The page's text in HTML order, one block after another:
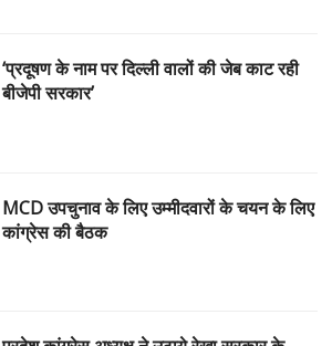
‘प्रदूषण के नाम पर दिल्ली वालों की जेब काट रही
बीजेपी सरकार’
MCD उपचुनाव के लिए उम्मीदवारों के चयन के लिए
कांग्रेस की बैठक